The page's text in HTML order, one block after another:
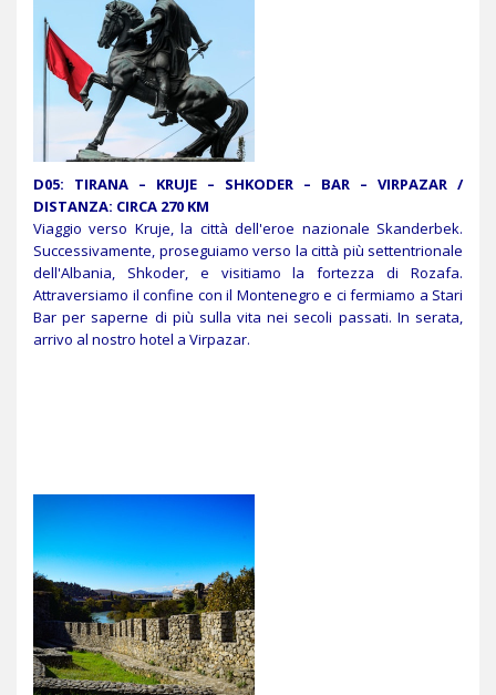
D05: TIRANA – KRUJE – SHKODER – BAR – VIRPAZAR /
DISTANZA: CIRCA 270 KM
Viaggio verso Kruje, la città dell'eroe nazionale Skanderbek.
Successivamente, proseguiamo verso la città più settentrionale
dell'Albania, Shkoder, e visitiamo la fortezza di Rozafa.
Attraversiamo il confine con il Montenegro e ci fermiamo a Stari
Bar per saperne di più sulla vita nei secoli passati. In serata,
arrivo al nostro hotel a Virpazar.